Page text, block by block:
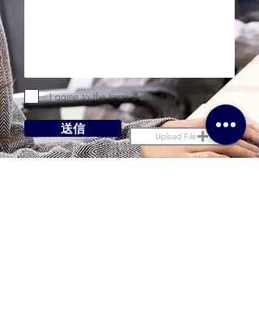
I agree to the terms & conditions
送信
Upload File
Upload supported file (Max 15MB)